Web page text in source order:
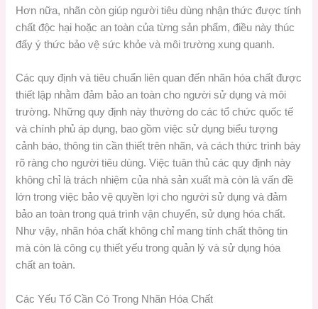
Hơn nữa, nhãn còn giúp người tiêu dùng nhận thức được tính
chất độc hại hoặc an toàn của từng sản phẩm, điều này thúc
đẩy ý thức bảo vệ sức khỏe và môi trường xung quanh.
Các quy định và tiêu chuẩn liên quan đến nhãn hóa chất được
thiết lập nhằm đảm bảo an toàn cho người sử dụng và môi
trường. Những quy định này thường do các tổ chức quốc tế
và chính phủ áp dụng, bao gồm việc sử dụng biểu tượng
cảnh báo, thông tin cần thiết trên nhãn, và cách thức trình bày
rõ ràng cho người tiêu dùng. Việc tuân thủ các quy định này
không chỉ là trách nhiệm của nhà sản xuất mà còn là vấn đề
lớn trong việc bảo vệ quyền lợi cho người sử dụng và đảm
bảo an toàn trong quá trình vận chuyển, sử dụng hóa chất.
Như vậy, nhãn hóa chất không chỉ mang tính chất thông tin
mà còn là công cụ thiết yếu trong quản lý và sử dụng hóa
chất an toàn.
Các Yếu Tố Cần Có Trong Nhãn Hóa Chất